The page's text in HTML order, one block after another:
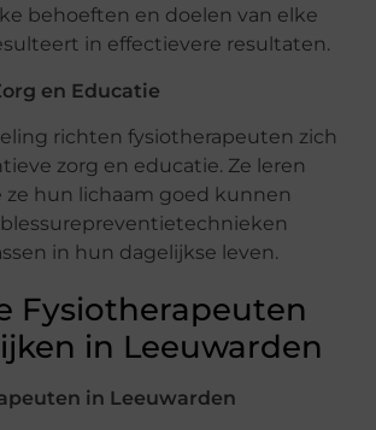
behoeften en doelen van elke
in effectievere resultaten.
en Educatie
richten fysiotherapeuten zich
zorg en educatie. Ze leren
hun lichaam goed kunnen
in hun dagelijkse leven.
Fysiotherapeuten
in Leeuwarden
in Leeuwarden